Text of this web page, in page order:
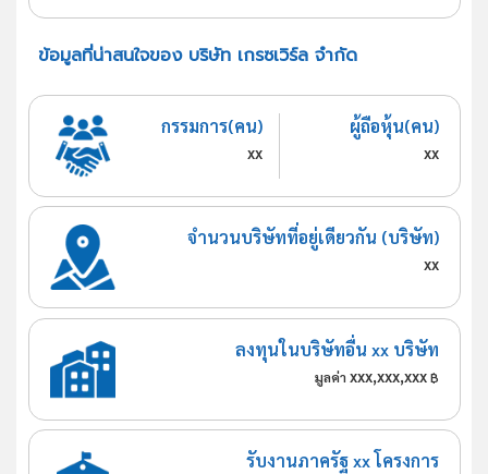
ข้อมูลที่น่าสนใจของ บริษัท เกรซเวิร์ล จำกัด
กรรมการ(คน)
xx
ผู้ถือหุ้น(คน)
xx
จำนวนบริษัทที่อยู่เดียวกัน (บริษัท)
xx
ลงทุนในบริษัทอื่น xx บริษัท
มูลค่า xxx,xxx,xxx ฿
รับงานภาครัฐ xx โครงการ